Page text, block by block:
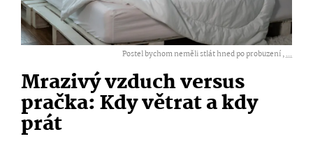
Postel bychom neměli stlát hned po probuzení ,...
Mrazivý vzduch versus
pračka: Kdy větrat a kdy
prát